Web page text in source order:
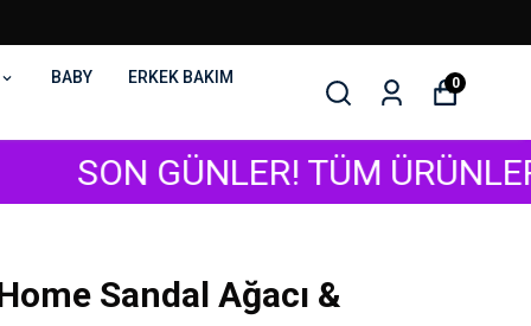
BABY
ERKEK BAKIM
0
GÜNLER! TÜM ÜRÜNLERDE
Sandal Ağacı &